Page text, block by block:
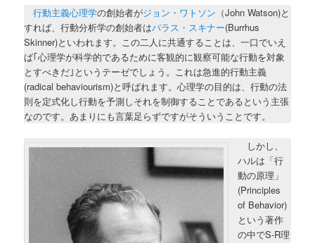
行動主義心理学の創始者がジョン・ワトソン （John Watson)と
すれば、行動分析学の創始者はバラス・スキナー(Burrhus
Skinner)といわれます。この二人に共通することは、一口でいえ
ば｢心理学が科学的であるために客観的に観察可能な行動を対象
とすべきだ｣というテーゼでしょう。これは急進的行動主義
(radical behaviourism)と呼ばれます。心理学の目的は、行動の法
則を定式化し行動を予測しそれを制御することであるという主張
なのです。あまりにも言葉足らずですがそういうことです。
しかし、
ハルは「行
動の原理」
(Principles
of Behavior)
という著作
の中でS-R理